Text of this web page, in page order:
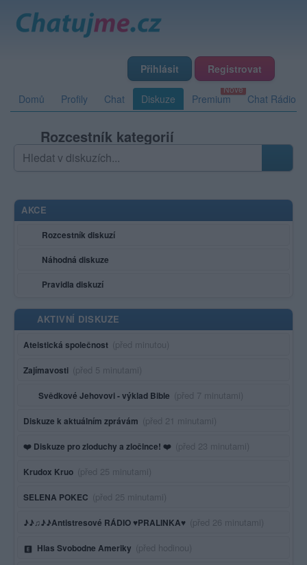
Přihlásit Registrovat
Domů Profily Chat Diskuze Premium Chat Rádio
Rozcestník kategorií
Hledat v diskuzích
AKCE
Rozcestník diskuzí
Náhodná diskuze
Pravidla diskuzí
AKTIVNÍ DISKUZE
Ateistická společnost Poslední aktivita:
(před minutou)
Zajímavosti Poslední aktivita:
(před 5 minutami)
Svědkové Jehovovi - výklad Bible Poslední aktivita:
(před 7 minutami)
Diskuze k aktuálním zprávám Poslední aktivita:
(před 21 minutami)
❤️ Diskuze pro zloduchy a zločince! ❤️ Poslední aktivita:
(před 23 minutami)
Krudox Kruo Poslední aktivita:
(před 25 minutami)
SELENA POKEC Poslední aktivita:
(před 25 minutami)
♪♪♫♪♪Antistresové RÁDIO ♥PRALINKA♥ Poslední aktivita:
(před 26 minutami)
Hlas Svobodne Ameriky Poslední aktivita:
(před hodinou)